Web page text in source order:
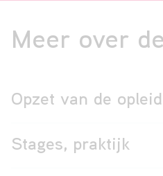
Meer over
Opzet van de
Stages, praktijk